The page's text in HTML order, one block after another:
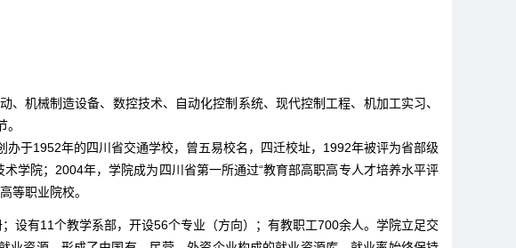
机械制造设备、数控技术、自动化控制系统、现代控制工程、机加工实习、
于1952年的四川省交通学校，曾五易校名，四迁校址，1992年被评为省部级
学院；2004年，学院成为四川省第一所通过“教育部高职高专人才培养水平评
等职业院校。
设有11个教学系部，开设56个专业（方向）；有教职工700余人。学院立足交